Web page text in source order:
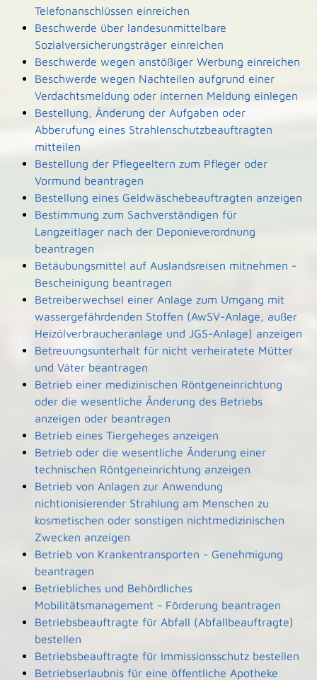
Telefonanschlüssen einreichen
Beschwerde über landesunmittelbare
Sozialversicherungsträger einreichen
Beschwerde wegen anstößiger Werbung einreichen
Beschwerde wegen Nachteilen aufgrund einer
Verdachtsmeldung oder internen Meldung einlegen
Bestellung, Änderung der Aufgaben oder
Abberufung eines Strahlenschutzbeauftragten
mitteilen
Bestellung der Pflegeeltern zum Pfleger oder
Vormund beantragen
Bestellung eines Geldwäschebeauftragten anzeigen
Bestimmung zum Sachverständigen für
Langzeitlager nach der Deponieverordnung
beantragen
Betäubungsmittel auf Auslandsreisen mitnehmen -
Bescheinigung beantragen
Betreiberwechsel einer Anlage zum Umgang mit
wassergefährdenden Stoffen (AwSV-Anlage, außer
Heizölverbraucheranlage und JGS-Anlage) anzeigen
Betreuungsunterhalt für nicht verheiratete Mütter
und Väter beantragen
Betrieb einer medizinischen Röntgeneinrichtung
oder die wesentliche Änderung des Betriebs
anzeigen oder beantragen
Betrieb eines Tiergeheges anzeigen
Betrieb oder die wesentliche Änderung einer
technischen Röntgeneinrichtung anzeigen
Betrieb von Anlagen zur Anwendung
nichtionisierender Strahlung am Menschen zu
kosmetischen oder sonstigen nichtmedizinischen
Zwecken anzeigen
Betrieb von Krankentransporten - Genehmigung
beantragen
Betriebliches und Behördliches
Mobilitätsmanagement - Förderung beantragen
Betriebsbeauftragte für Abfall (Abfallbeauftragte)
bestellen
Betriebsbeauftragte für Immissionsschutz bestellen
Betriebserlaubnis für eine öffentliche Apotheke